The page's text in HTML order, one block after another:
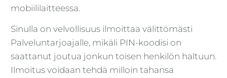
mobiililaitteessa.
Sinulla on velvollisuus ilmoittaa välittömästi
Palveluntarjoajalle, mikäli PIN-koodisi on
saattanut joutua jonkun toisen henkilön haltuun.
Ilmoitus voidaan tehdä milloin tahansa